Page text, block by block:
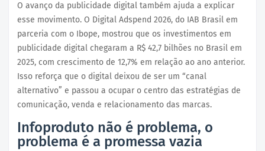
O avanço da publicidade digital também ajuda a explicar
esse movimento. O Digital Adspend 2026, do IAB Brasil em
parceria com o Ibope, mostrou que os investimentos em
publicidade digital chegaram a R$ 42,7 bilhões no Brasil em
2025, com crescimento de 12,7% em relação ao ano anterior.
Isso reforça que o digital deixou de ser um “canal
alternativo” e passou a ocupar o centro das estratégias de
comunicação, venda e relacionamento das marcas.
Infoproduto não é problema, o
problema é a promessa vazia